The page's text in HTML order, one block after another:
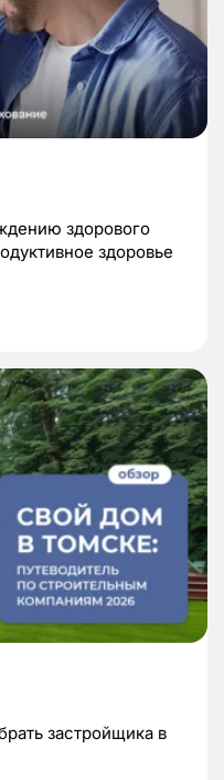
здорового
здоровье
застройщика в